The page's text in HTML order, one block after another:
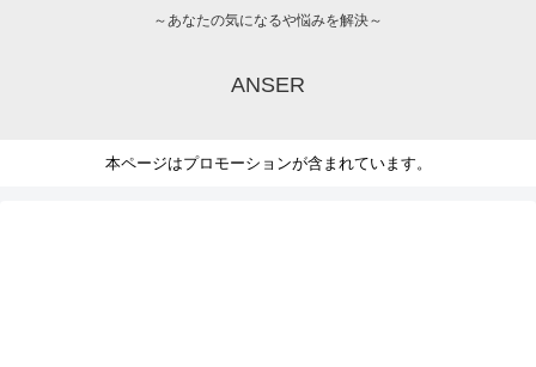
～あなたの気になるや悩みを解決～
ANSER
本ページはプロモーションが含まれています。